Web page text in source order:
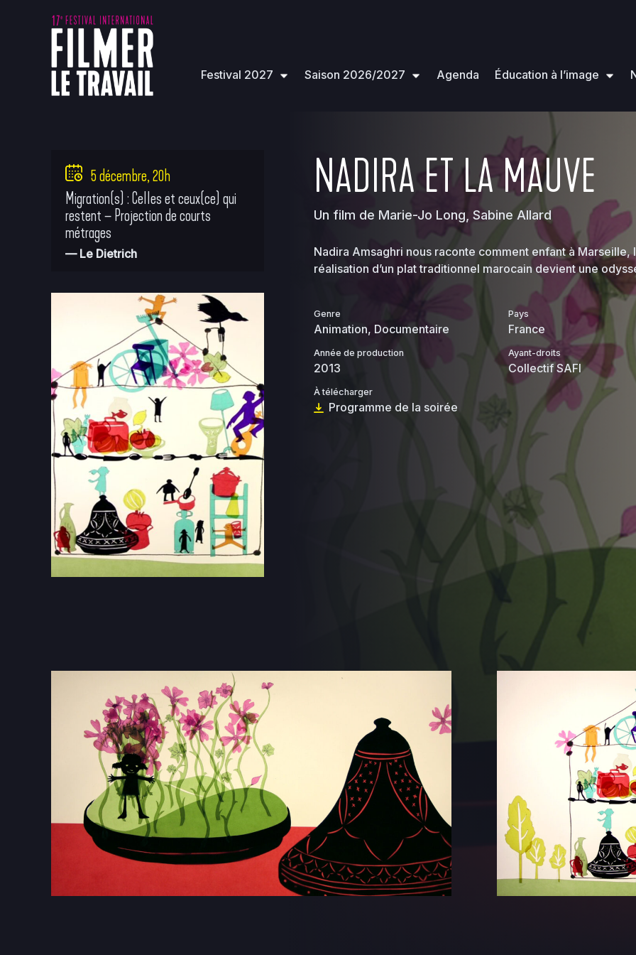
Festival 2027 Saison 2026/2027 Agenda Éducation à l’image
5 décembre, 20h
Migration(s) : Celles et ceux(ce) qui
restent – Projection de courts
métrages
— Le Dietrich
NADIRA ET LA MAUVE
Un film de Marie-Jo Long, Sabine Allard
Nadira Amsaghri nous raconte comment enfant à Marseille,
réalisation d’un plat traditionnel marocain devient une
Genre
Animation, Documentaire
Pays
France
Année de production
2013
Ayant-droits
Collectif SAFI
À télécharger
Programme de la soirée